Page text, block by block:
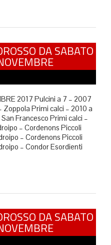
DA SABATO
2017 Pulcini a 7 – 2007
Zoppola Primi calci – 2010 a
Francesco Primi calci –
– Cordenons Piccoli
– Cordenons Piccoli
– Condor Esordienti
DA SABATO